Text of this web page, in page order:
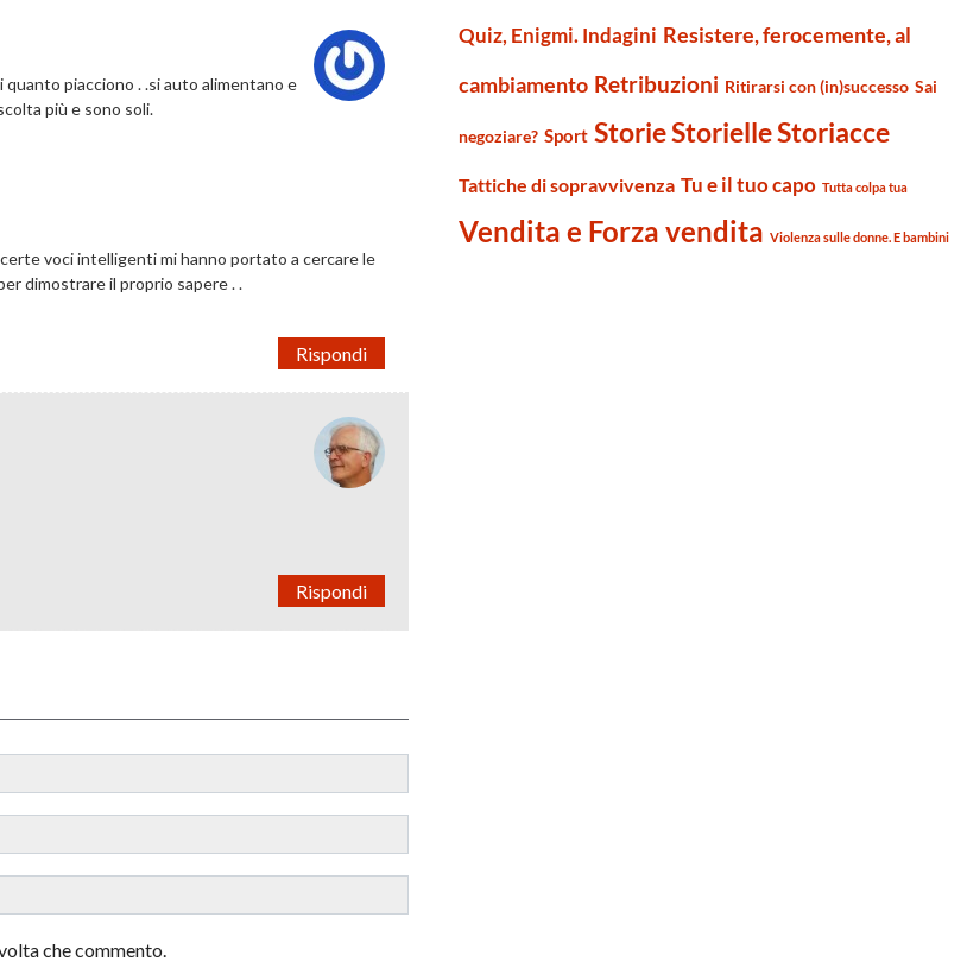
piacciono . .si auto alimentano e
più e sono soli.
voci intelligenti mi hanno portato a cercare le
dimostrare il proprio sapere . .
Rispondi
Rispondi
che commento.
Quiz, Enigmi. Indagini Resistere, ferocemente, al
cambiamento Retribuzioni Ritirarsi con (in)successo Sai
negoziare? Sport Storie Storielle Storiacce
Tattiche di sopravvivenza Tu e il tuo capo Tutta colpa tua
Vendita e Forza vendita Violenza sulle donne. E bambini